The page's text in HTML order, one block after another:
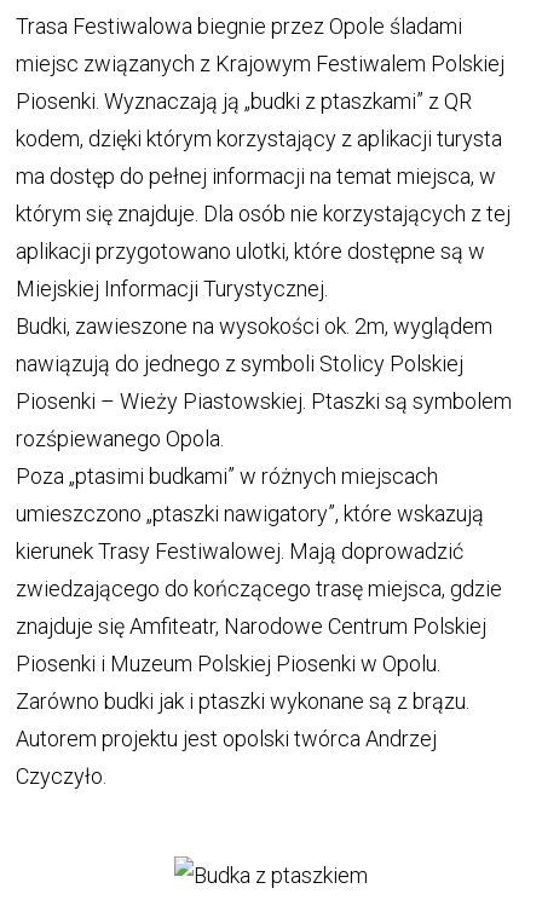
Trasa Festiwalowa biegnie przez Opole śladami
miejsc związanych z Krajowym Festiwalem Polskiej
Piosenki. Wyznaczają ją „budki z ptaszkami” z QR
kodem, dzięki którym korzystający z aplikacji turysta
ma dostęp do pełnej informacji na temat miejsca, w
którym się znajduje. Dla osób nie korzystających z tej
aplikacji przygotowano ulotki, które dostępne są w
Miejskiej Informacji Turystycznej.
Budki, zawieszone na wysokości ok. 2m, wyglądem
nawiązują do jednego z symboli Stolicy Polskiej
Piosenki – Wieży Piastowskiej. Ptaszki są symbolem
rozśpiewanego Opola.
Poza „ptasimi budkami” w różnych miejscach
umieszczono „ptaszki nawigatory”, które wskazują
kierunek Trasy Festiwalowej. Mają doprowadzić
zwiedzającego do kończącego trasę miejsca, gdzie
znajduje się Amfiteatr, Narodowe Centrum Polskiej
Piosenki i Muzeum Polskiej Piosenki w Opolu.
Zarówno budki jak i ptaszki wykonane są z brązu.
Autorem projektu jest opolski twórca Andrzej
Czyczyło.